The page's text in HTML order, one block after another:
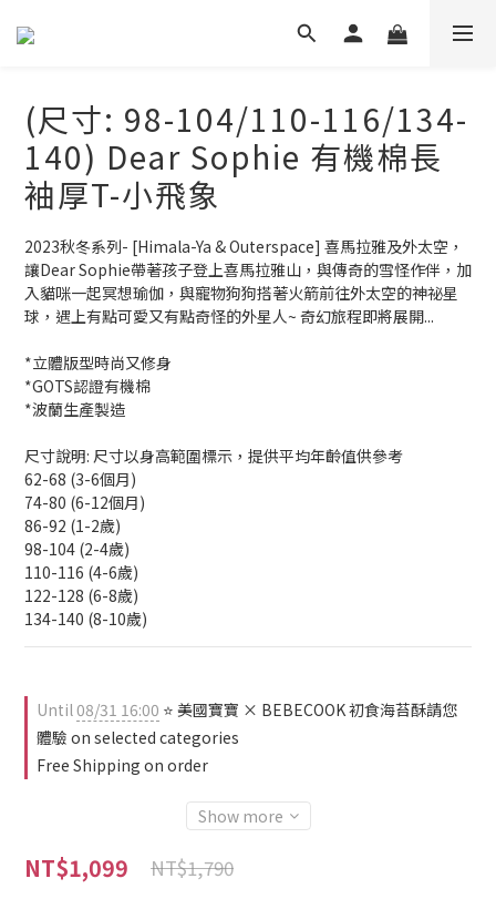
(尺寸: 98-104/110-116/134-
140) Dear Sophie 有機棉長
袖厚T-小飛象
2023秋冬系列- [Himala-Ya & Outerspace] 喜馬拉雅及外太空，
讓Dear Sophie帶著孩子登上喜馬拉雅山，與傳奇的雪怪作伴，加
入貓咪一起冥想瑜伽，與寵物狗狗搭著火箭前往外太空的神祕星
球，遇上有點可愛又有點奇怪的外星人~ 奇幻旅程即將展開...
*立體版型時尚又修身
*GOTS認證有機棉
*波蘭生產製造
尺寸說明: 尺寸以身高範圍標示，提供平均年齡值供參考
62-68 (3-6個月)
74-80 (6-12個月)
86-92 (1-2歲)
98-104 (2-4歲)
110-116 (4-6歲)
122-128 (6-8歲)
134-140 (8-10歲)
Until08/31 16:00 ⭐ 美國寶寶 × BEBECOOK 初食海苔酥請您
體驗 on selected categories
Free Shipping on order
Show more
NT$1,099 NT$1,790